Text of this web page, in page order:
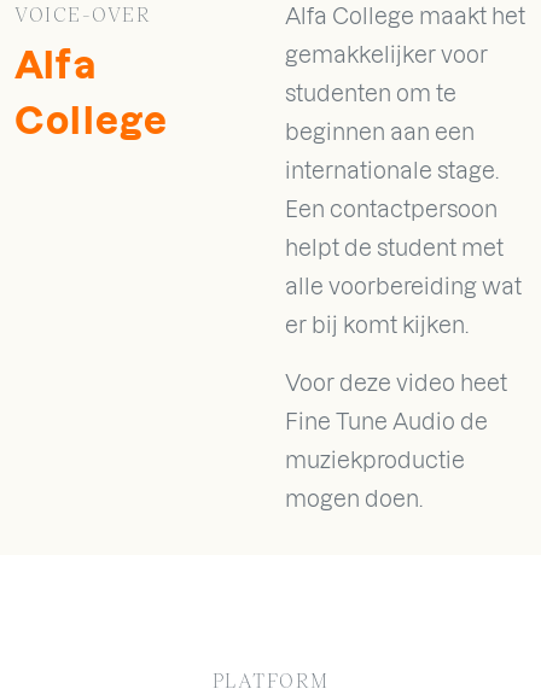
VOICE-OVER
Alfa
College
Alfa College maakt het
gemakkelijker voor
studenten om te
beginnen aan een
internationale stage.
Een contactpersoon
helpt de student met
alle voorbereiding wat
er bij komt kijken.
Voor deze video heet
Fine Tune Audio de
muziekproductie
mogen doen.
PLATFORM